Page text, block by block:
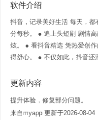
软件介绍
抖音，记录美好生活 每天，
分每秒。 ● 追上头短剧 剧情
炫。 ● 看抖音精选 凭热爱创
得舒心。 ● 不仅如此，抖音还
更新内容
提升体验，修复部分问题。
来自myapp 更新于2026-08-04